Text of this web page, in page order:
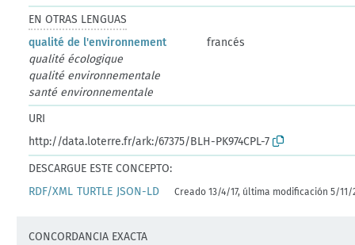
EN OTRAS LENGUAS
qualité de l'environnement
francés
qualité écologique
qualité environnementale
santé environnementale
URI
http://data.loterre.fr/ark:/67375/BLH-PK974CPL-7
DESCARGUE ESTE CONCEPTO:
RDF/XML TURTLE JSON-LD Creado 13/4/17, última modificación 5/11/
CONCORDANCIA EXACTA